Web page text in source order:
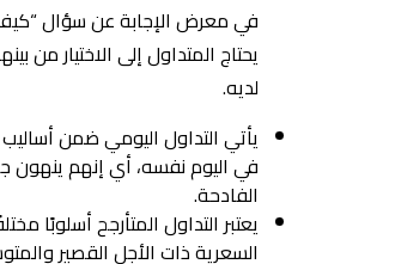
في معرض الإجابة عن سؤال “كيف
يحتاج المتداول إلى الاختيار من
لديه.
يأتي التداول اليومي ضمن
في اليوم نفسه، أي إنهم ينهون
الفادحة.
يعتبر التداول المتأرجح أسلوبًا
السعرية ذات الأجل القصير